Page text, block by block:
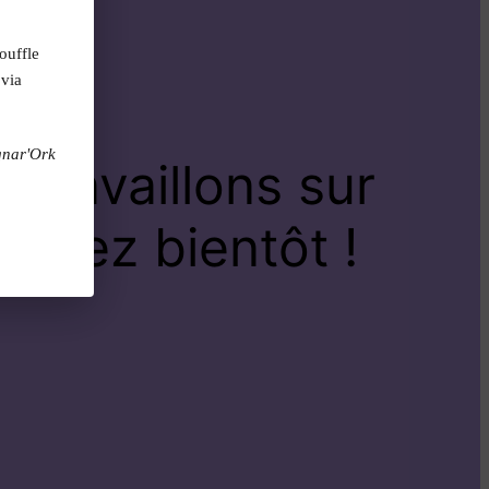
travaillons sur
bientôt !